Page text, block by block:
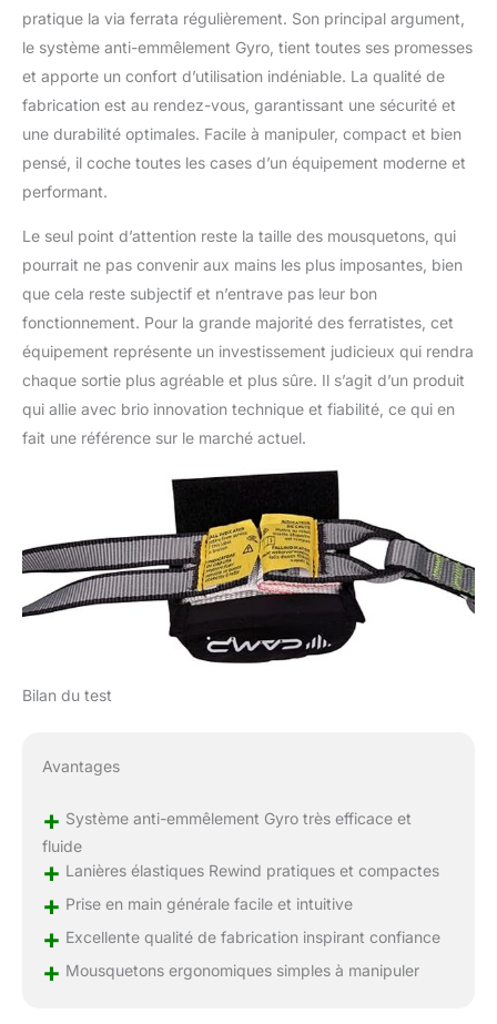
pratique la via ferrata régulièrement. Son principal argument,
le système anti-emmêlement Gyro, tient toutes ses promesses
et apporte un confort d’utilisation indéniable. La qualité de
fabrication est au rendez-vous, garantissant une sécurité et
une durabilité optimales. Facile à manipuler, compact et bien
pensé, il coche toutes les cases d’un équipement moderne et
performant.
Le seul point d’attention reste la taille des mousquetons, qui
pourrait ne pas convenir aux mains les plus imposantes, bien
que cela reste subjectif et n’entrave pas leur bon
fonctionnement. Pour la grande majorité des ferratistes, cet
équipement représente un investissement judicieux qui rendra
chaque sortie plus agréable et plus sûre. Il s’agit d’un produit
qui allie avec brio innovation technique et fiabilité, ce qui en
fait une référence sur le marché actuel.
Bilan du test
Avantages
+ Système anti-emmêlement Gyro très efficace et
fluide
+ Lanières élastiques Rewind pratiques et compactes
+ Prise en main générale facile et intuitive
+ Excellente qualité de fabrication inspirant confiance
+ Mousquetons ergonomiques simples à manipuler